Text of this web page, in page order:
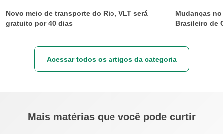
Novo meio de transporte do Rio, VLT será
gratuito por 40 dias
Mudanças
Brasileiro de
Acessar todos os artigos da categoria
Mais matérias que você pode curtir